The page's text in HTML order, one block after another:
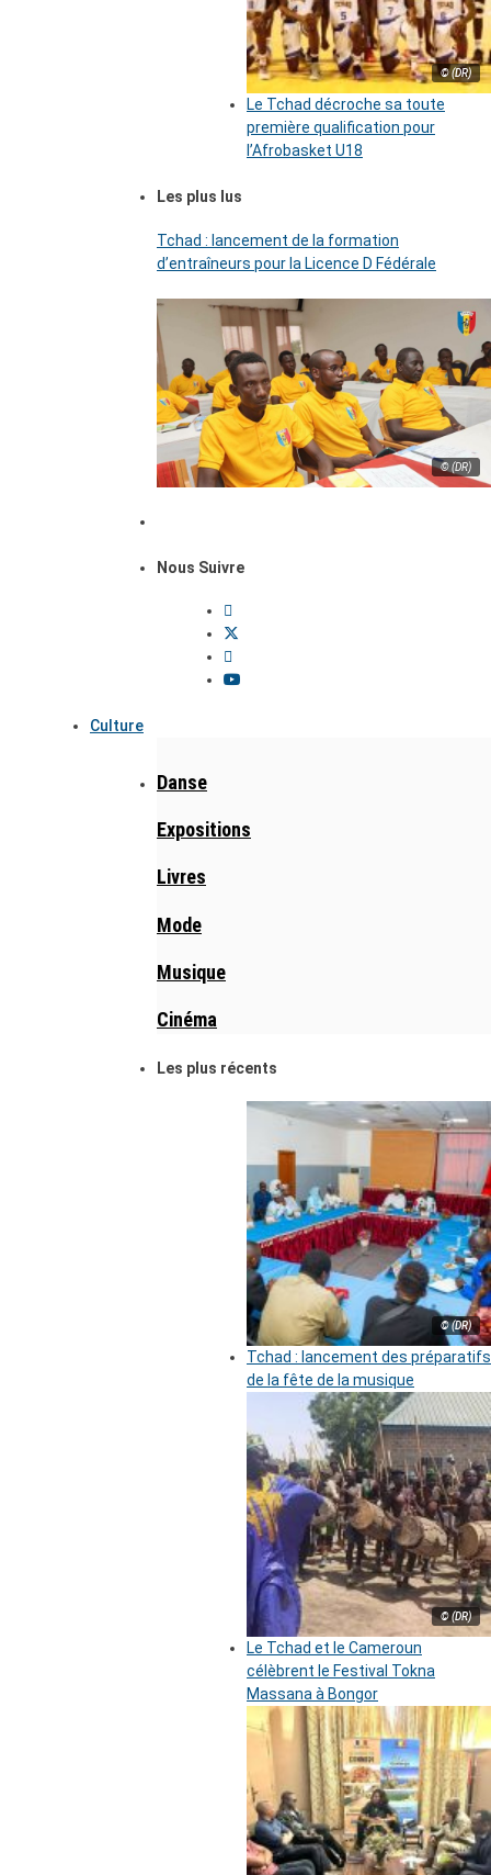
© (DR)
Le Tchad décroche sa toute
première qualification pour
l’Afrobasket U18
Les plus lus
Tchad : lancement de la formation
d’entraîneurs pour la Licence D Fédérale
© (DR)
Nous Suivre
Culture
Danse
Expositions
Livres
Mode
Musique
Cinéma
Les plus récents
© (DR)
Tchad : lancement des préparatifs
de la fête de la musique
© (DR)
Le Tchad et le Cameroun
célèbrent le Festival Tokna
Massana à Bongor